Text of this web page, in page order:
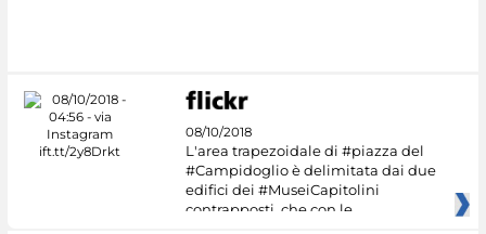
08/10/2018
L'area trapezoidale di #piazza del
#Campidoglio è delimitata dai due
edifici dei #MuseiCapitolini
contrapposti, che con le